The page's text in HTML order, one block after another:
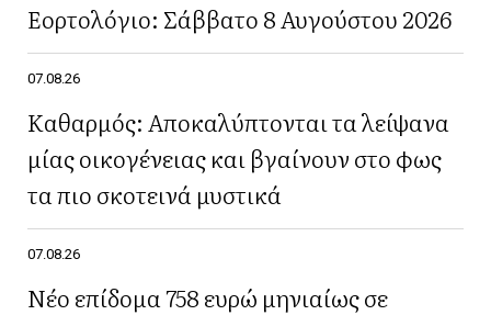
Εορτολόγιο: Σάββατο 8 Αυγούστου 2026
07.08.26
Καθαρμός: Αποκαλύπτονται τα λείψανα
μίας οικογένειας και βγαίνουν στο φως
τα πιο σκοτεινά μυστικά
07.08.26
Νέο επίδομα 758 ευρώ μηνιαίως σε